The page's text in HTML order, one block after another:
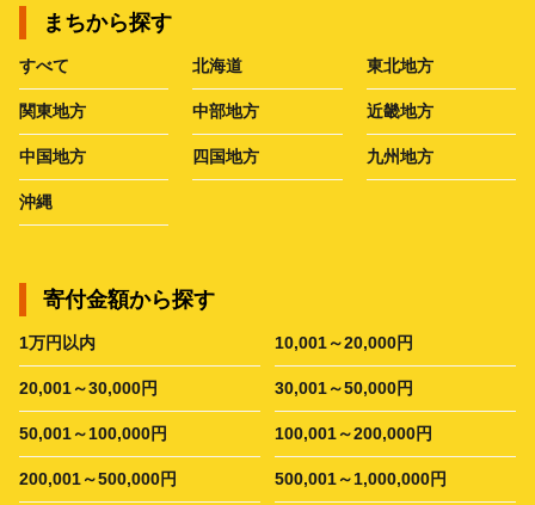
まちから探す
すべて 北海道 東北地方
関東地方 中部地方 近畿地方
中国地方 四国地方 九州地方
沖縄
寄付金額から探す
1万円以内 10,001～20,000円
20,001～30,000円 30,001～50,000円
50,001～100,000円 100,001～200,000円
200,001～500,000円 500,001～1,000,000円